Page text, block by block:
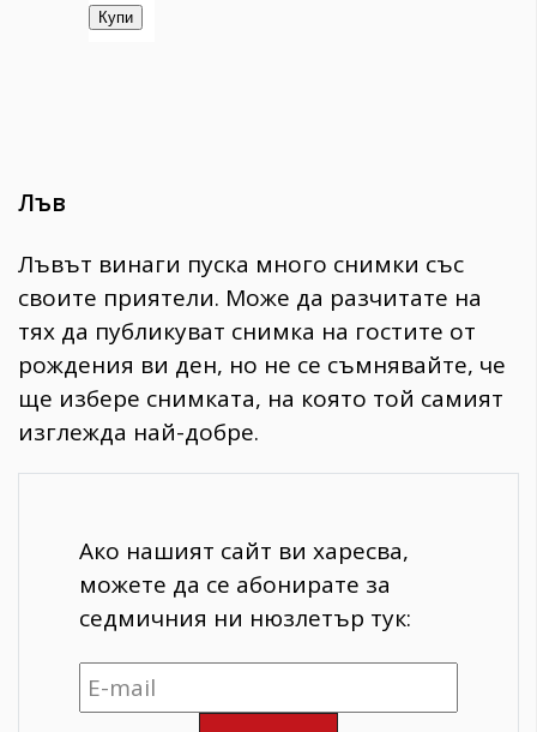
Лъв
Лъвът винаги пуска много снимки със
своите приятели. Може да разчитате на
тях да публикуват снимка на гостите от
рождения ви ден, но не се съмнявайте, че
ще избере снимката, на която той самият
изглежда най-добре.
Ако нашият сайт ви харесва,
можете да се абонирате за
седмичния ни нюзлетър тук: